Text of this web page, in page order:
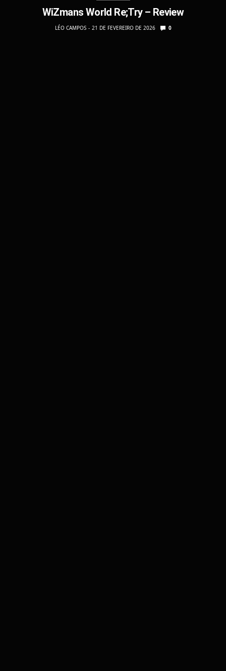
WiZmans World Re;Try – Review
LÉO CAMPOS 21 DE FEVEREIRO DE 2026 0